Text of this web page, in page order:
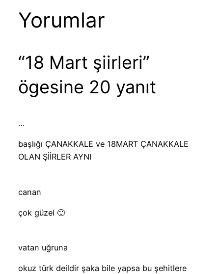
Yorumlar
“18 Mart şiirleri”
ögesine 20 yanıt
…
başlığı ÇANAKKALE ve 18MART ÇANAKKALE
OLAN ŞİİRLER AYNI
canan
çok güzel 🙂
vatan uğruna
okuz türk deildir şaka bile yapsa bu şehitlere